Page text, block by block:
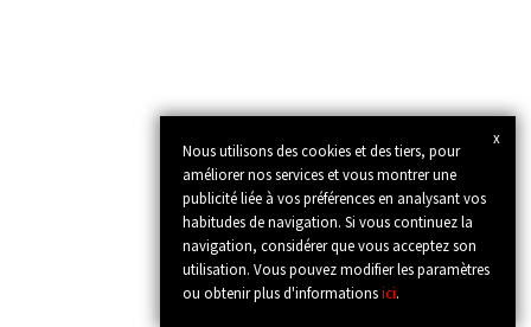
x
Nous utilisons des cookies et des tiers, pour
améliorer nos services et vous montrer une
publicité liée à vos préférences en analysant vos
habitudes de navigation. Si vous continuez la
navigation, considérer que vous acceptez son
utilisation. Vous pouvez modifier les paramètres
ou obtenir plus d'informationsici.